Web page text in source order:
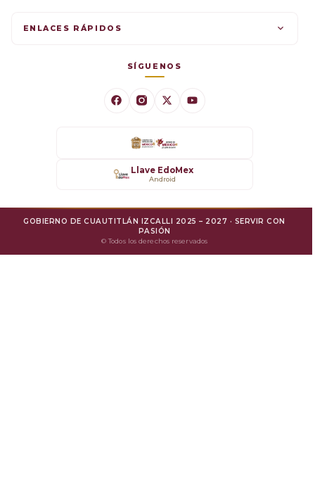
ENLACES RÁPIDOS
Mejora Regulatoria
SÍGUENOS
Llave EdoMex
Android
GOBIERNO DE CUAUTITLÁN IZCALLI 2025 – 2027 · SERVIR CON
PASIÓN
© Todos los derechos reservados